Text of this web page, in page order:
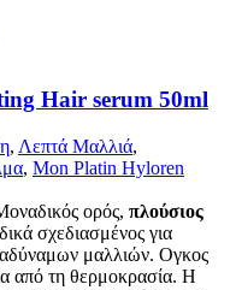
Hair serum 50ml
, Λεπτά Μαλλιά,
, Mon Platin Hyloren
ορός, πλούσιος
σχεδιασμένος για
μαλλιών. Ογκος
από τη θερμοκρασία. Η